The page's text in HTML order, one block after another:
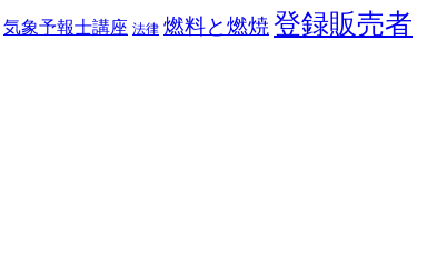
気象予報士講座 法律 燃料と燃焼 登録販売者